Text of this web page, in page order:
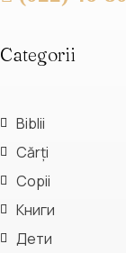
Categorii
Biblii
Cărți
Copii
Книги
Дети